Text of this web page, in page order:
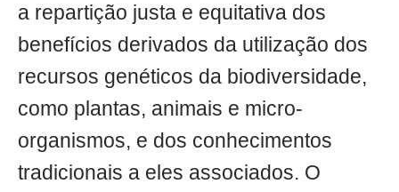
a repartição justa e equitativa dos
benefícios derivados da utilização dos
recursos genéticos da biodiversidade,
como plantas, animais e micro-
organismos, e dos conhecimentos
tradicionais a eles associados. O